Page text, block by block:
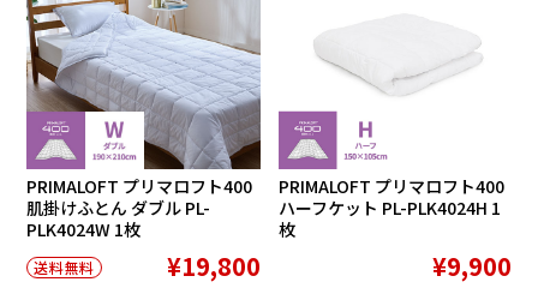
PRIMALOFT プリマロフト400
肌掛けふとん ダブル PL-
PLK4024W 1枚
送料無料 ¥19,800
PRIMALOFT プリマロフト400
ハーフケット PL-PLK4024H 1
枚
¥9,900